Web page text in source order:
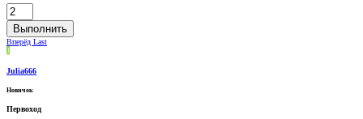
Выполнить
Вперёд Last
J
Julia666
Новичок
Первоход